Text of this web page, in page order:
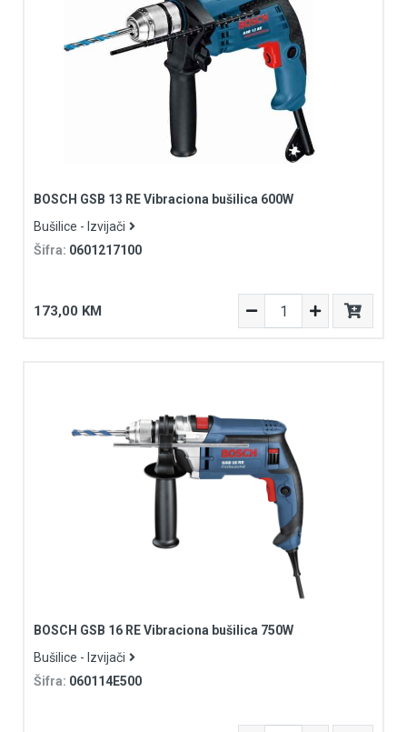
BOSCH GSB 13 RE Vibraciona bušilica 600W
Bušilice - Izvijači
Šifra: 0601217100
173,00 KM
BOSCH GSB 16 RE Vibraciona bušilica 750W
Bušilice - Izvijači
Šifra: 060114E500